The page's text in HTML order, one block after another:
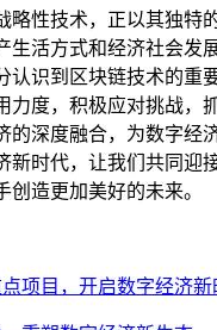
略性技术，正以其独特
生活方式和经济社会发
认识到区块链技术的重
力度，积极应对挑战，
的深度融合，为数字经
新时代，让我们共同迎
造更加美好的未来。
项目，开启数字经济新